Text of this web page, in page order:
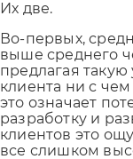
Их две.
Во-первых,
выше среднего
предлагая такую
клиента ни с
это означает
разработку и
клиентов это
все слишком